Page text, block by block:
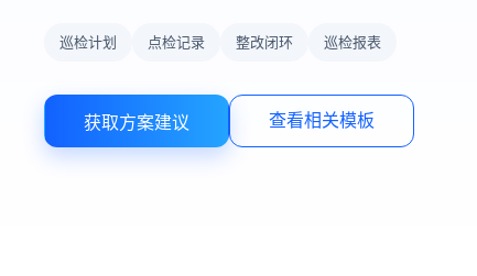
巡检计划 点检记录 整改闭环 巡检报表
获取方案建议 查看相关模板